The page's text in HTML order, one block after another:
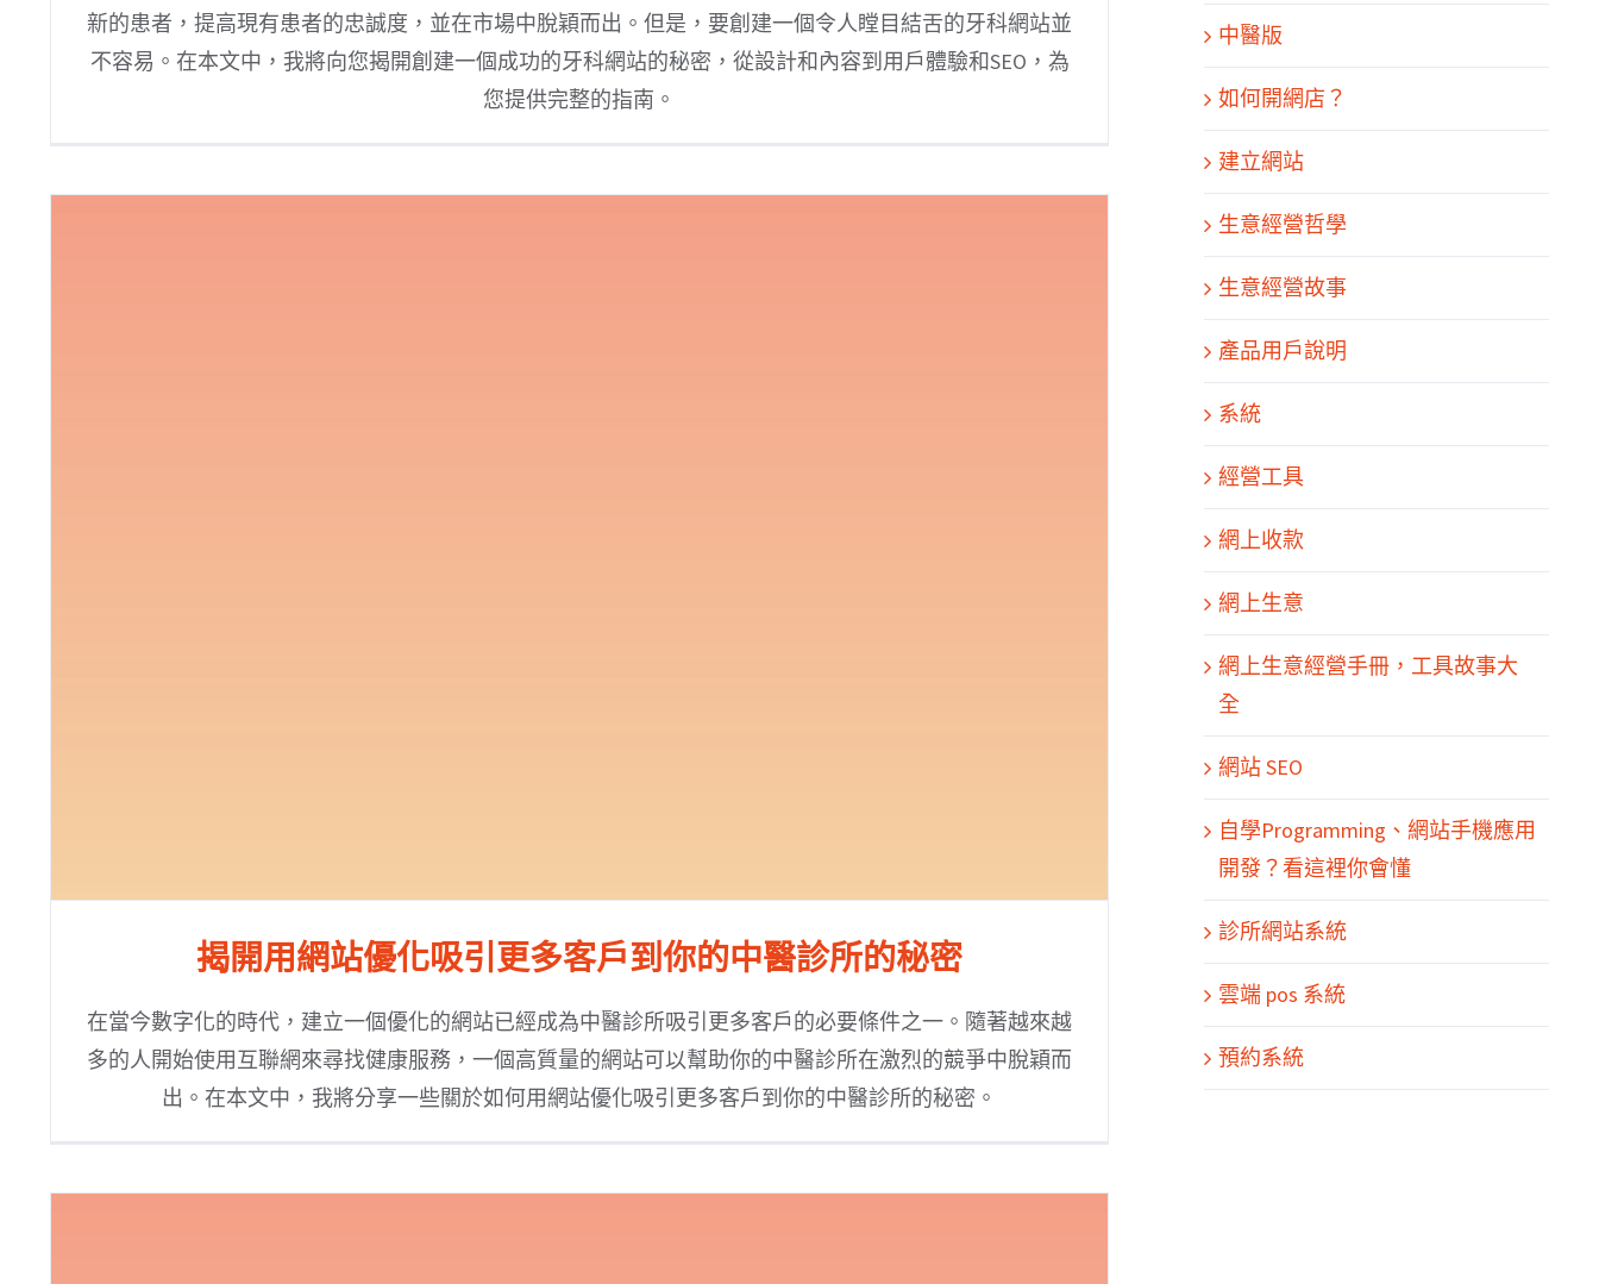
新的患者，提高現有患者的忠誠度，並在市場中脫穎而出。但是，要創建一個令人瞠目結舌的牙科網站並
不容易。在本文中，我將向您揭開創建一個成功的牙科網站的秘密，從設計和內容到用戶體驗和SEO，為
您提供完整的指南。
揭開用網站優化吸引更多客戶到你的中醫診所的秘密
在當今數字化的時代，建立一個優化的網站已經成為中醫診所吸引更多客戶的必要條件之一。隨著越來越
多的人開始使用互聯網來尋找健康服務，一個高質量的網站可以幫助你的中醫診所在激烈的競爭中脫穎而
出。在本文中，我將分享一些關於如何用網站優化吸引更多客戶到你的中醫診所的秘密。
中醫版
如何開網店？
建立網站
生意經營哲學
生意經營故事
產品用戶說明
系統
經營工具
網上收款
網上生意
網上生意經營手冊，工具故事大
全
網站 SEO
自學Programming、網站手機應用
開發？看這裡你會懂
診所網站系統
雲端 pos 系統
預約系統